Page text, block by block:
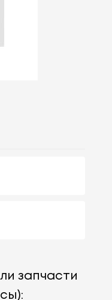
запчасти